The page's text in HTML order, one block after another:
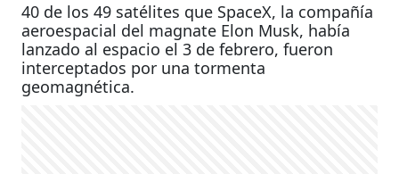
40 de los 49 satélites que SpaceX, la compañía
aeroespacial del magnate Elon Musk, había
lanzado al espacio el 3 de febrero, fueron
interceptados por una tormenta
geomagnética.